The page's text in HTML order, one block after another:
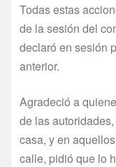
Todas estas
de la sesión del
declaró en sesión
anterior.
Agradeció a
de las
casa, y en
calle, pidió que lo